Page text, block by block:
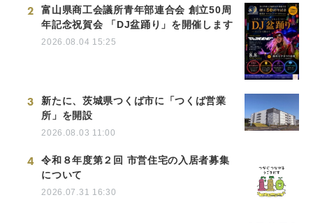
2
富山県商工会議所青年部連合会 創立50周
年記念祝賀会 「DJ盆踊り」を開催します
2026.08.04 15:25
3
新たに、茨城県つくば市に「つくば営業
所」を開設
2026.08.03 11:00
4
令和８年度第２回 市営住宅の入居者募集
について
2026.07.31 16:30